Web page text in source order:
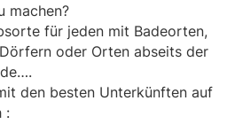
machen?
für jeden mit Badeorten,
oder Orten abseits der
den besten Unterkünften auf
: